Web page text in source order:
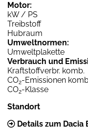
Motor:
kW / PS
Treibstoff
Hubraum
Umweltnormen:
Umweltplakette
Verbrauch und
Kraftstoffverbr. komb.
CO2-Emissionen
CO2-Klasse
Standort
Details zum Dacia